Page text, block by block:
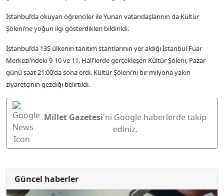
İstanbul’da okuyan öğrenciler ile Yunan vatandaşlarının da Kültür
Şöleni’ne yoğun ilgi gösterdikleri bildirildi.
İstanbul’da 135 ülkenin tanıtım stantlarının yer aldığı İstanbul Fuar
Merkezi'ndeki 9-10 ve 11. Hall'lerde gerçekleşen Kültür Şöleni, Pazar
günü saat 21:00'da sona erdi. Kültür Şöleni’ni bir milyona yakın
ziyaretçinin gezdiği belirtildi.
Millet Gazetesi'ni Google haberlerde takip
ediniz.
Güncel haberler